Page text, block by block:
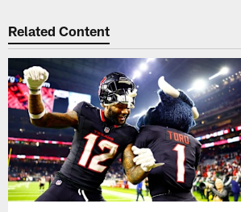
Related Content